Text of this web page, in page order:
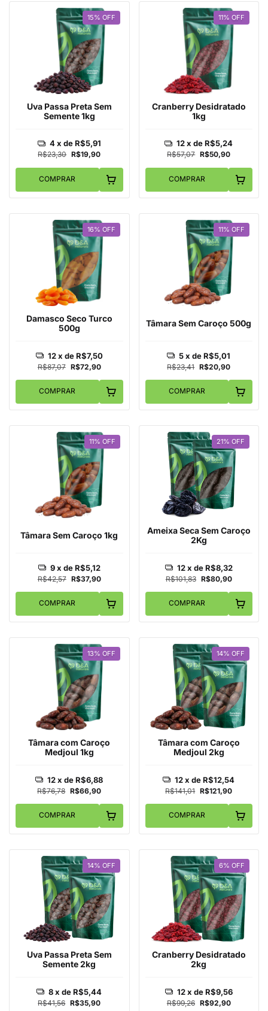
15% OFF
Uva Passa Preta Sem
Semente 1kg
R$23,30 R$19,90
4 x deR$5,91
COMPRAR
11% OFF
Cranberry Desidratado
1kg
R$57,07 R$50,90
12 x deR$5,24
COMPRAR
16% OFF
Damasco Seco Turco
500g
R$87,07 R$72,90
12 x deR$7,50
COMPRAR
11% OFF
Tâmara Sem Caroço 500g
R$23,41 R$20,90
5 x deR$5,01
COMPRAR
11% OFF
Tâmara Sem Caroço 1kg
R$42,57 R$37,90
9 x deR$5,12
COMPRAR
21% OFF
Ameixa Seca Sem Caroço
2Kg
R$101,83 R$80,90
12 x deR$8,32
COMPRAR
13% OFF
Tâmara com Caroço
Medjoul 1kg
R$76,78 R$66,90
12 x deR$6,88
COMPRAR
14% OFF
Tâmara com Caroço
Medjoul 2kg
R$141,01 R$121,90
12 x deR$12,54
COMPRAR
14% OFF
Uva Passa Preta Sem
Semente 2kg
R$41,56 R$35,90
8 x deR$5,44
6% OFF
Cranberry Desidratado
2kg
R$99,26 R$92,90
12 x deR$9,56